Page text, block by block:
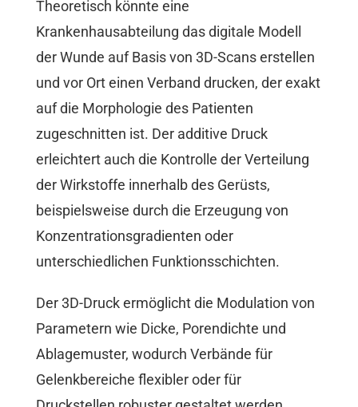
Theoretisch könnte eine
Krankenhausabteilung das digitale Modell
der Wunde auf Basis von 3D-Scans erstellen
und vor Ort einen Verband drucken, der exakt
auf die Morphologie des Patienten
zugeschnitten ist. Der additive Druck
erleichtert auch die Kontrolle der Verteilung
der Wirkstoffe innerhalb des Gerüsts,
beispielsweise durch die Erzeugung von
Konzentrationsgradienten oder
unterschiedlichen Funktionsschichten.
Der 3D-Druck ermöglicht die Modulation von
Parametern wie Dicke, Porendichte und
Ablagemuster, wodurch Verbände für
Gelenkbereiche flexibler oder für